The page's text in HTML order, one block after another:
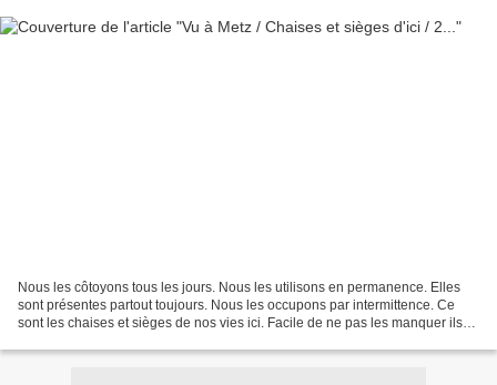
Nous les côtoyons tous les jours. Nous les utilisons en permanence. Elles
sont présentes partout toujours. Nous les occupons par intermittence. Ce
sont les chaises et sièges de nos vies ici. Facile de ne pas les manquer ils